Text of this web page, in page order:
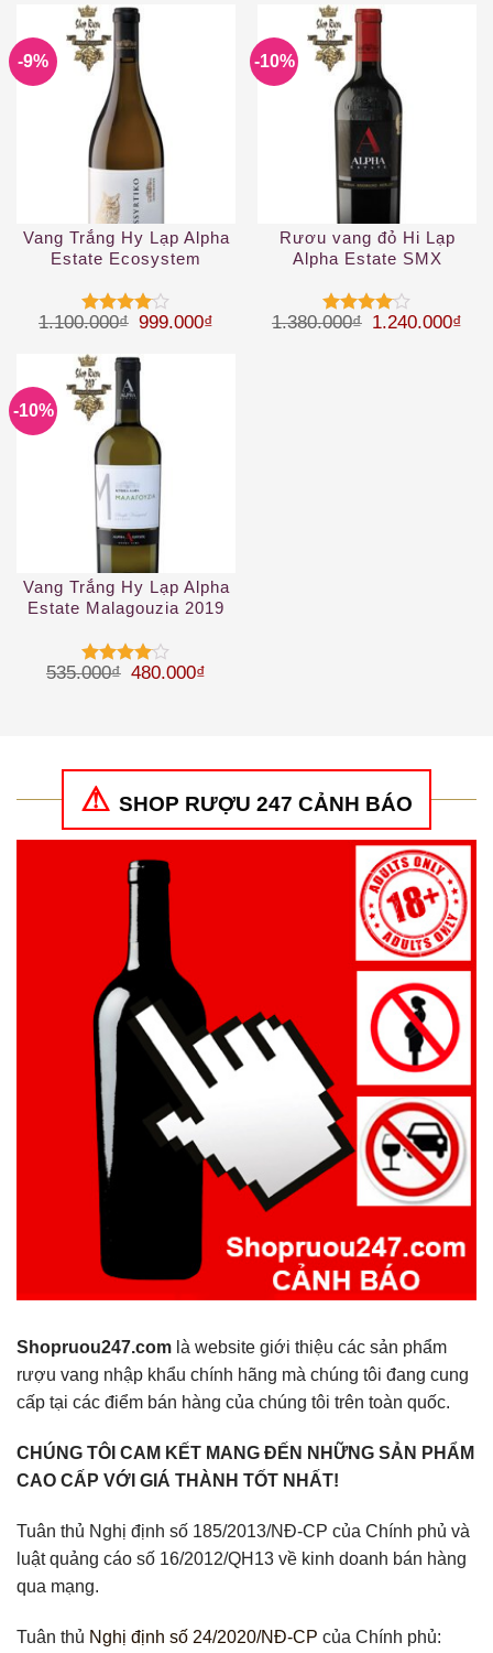
sao
45 sao
-9%
Vang Trắng Hy Lạp Alpha
Estate Ecosystem
Được
45 sao
1.100.000₫ Giá gốc là: 1.100.000₫.
999.000₫ Giá hiện tại là: 999.000₫.
-10%
Rươu vang đỏ Hi Lạp
Alpha Estate SMX
Được
1.380.000₫ Giá gốc là:
1.240.000₫
-10%
Vang Trắng Hy Lạp Alpha
Estate Malagouzia 2019
Được
535.000₫ Giá gốc là: 535.000₫.
480.000₫
SHOP RƯỢU 247 CẢNH BÁO
Shopruou247.com là website giới thiệu các sản phẩm
rượu vang nhập khẩu chính hãng mà chúng tôi đang cung
cấp tại các điểm bán hàng của chúng tôi trên toàn quốc.
CHÚNG TÔI CAM KẾT MANG ĐẾN NHỮNG SẢN PHẨM
CAO CẤP VỚI GIÁ THÀNH TỐT NHẤT!
Tuân thủ Nghị định số 185/2013/NĐ-CP của Chính phủ và
luật quảng cáo số 16/2012/QH13 về kinh doanh bán hàng
qua mạng.
Tuân thủ Nghị định số 24/2020/NĐ-CP của Chính phủ: